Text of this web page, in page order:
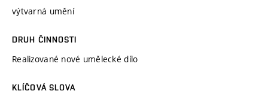
výtvarná umění
DRUH ČINNOSTI
Realizované nové umělecké dílo
KLÍČOVÁ SLOVA